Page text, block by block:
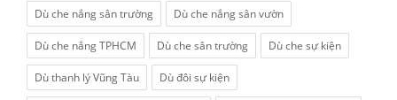
Dù che nắng sân trường Dù che nắng sân vườn
Dù che nắng TPHCM Dù che sân trường Dù che sự kiện
Dù thanh lý Vũng Tàu Dù đôi sự kiện